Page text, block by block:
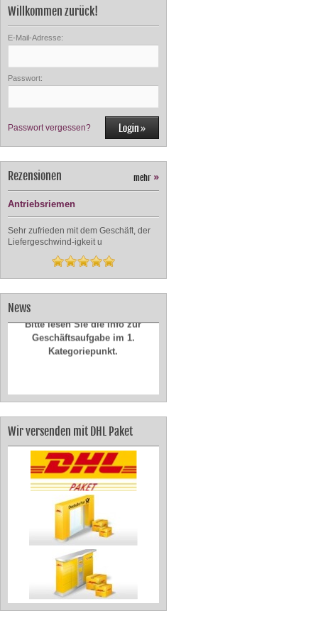
Willkommen zurück!
E-Mail-Adresse:
Passwort:
Passwort vergessen?
Rezensionen mehr »
Antriebsriemen
Sehr zufrieden mit dem Geschäft, der
Liefergeschwind-igkeit u
NewsBitte lesen Sie die Info zur
Geschäftsaufgabe im 1.
Kategoriepunkt.
Wir versenden mit DHL Paket